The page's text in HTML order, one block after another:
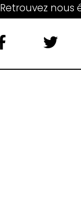
Retrouvez